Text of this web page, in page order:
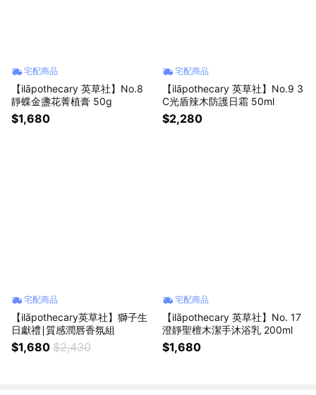
宅配商品
【ilāpothecary 英草社】No.8
靜蝶金盞花菁植膏 50g
$1,680
宅配商品
【ilāpothecary 英草社】No.9 3
C光盾辣木防護日霜 50ml
$2,280
宅配商品
【ilāpothecary英草社】獅子生
日獻禮∣質感潤唇香氛組
$1,680 $2,430
宅配商品
【ilāpothecary 英草社】No. 17
澄靜聖檀木潔手沐浴乳 200ml
$1,680